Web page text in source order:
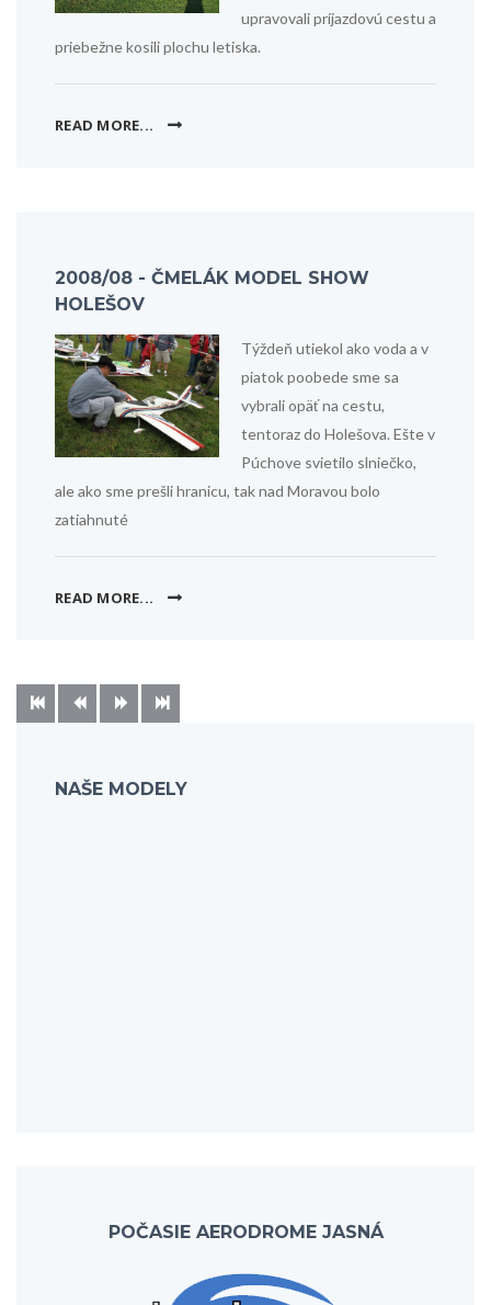
upravovali príjazdovú cestu a
priebežne kosili plochu letiska.
READ MORE...
2008/08 - ČMELÁK MODEL SHOW
HOLEŠOV
Týždeň utiekol ako voda a v
piatok poobede sme sa
vybrali opäť na cestu,
tentoraz do Holešova. Ešte v
Púchove svietilo slniečko,
ale ako sme prešli hranicu, tak nad Moravou bolo
zatiahnuté
READ MORE...
NAŠE MODELY
POČASIE AERODROME JASNÁ